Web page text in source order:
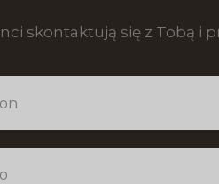
skontaktują się z Tobą i